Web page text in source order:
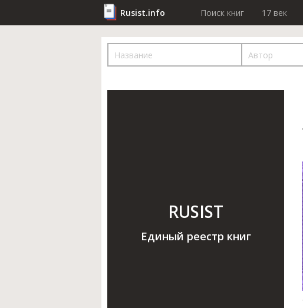
Rusist.info Поиск книг 17 век
RUSIST
Единый реестр книг